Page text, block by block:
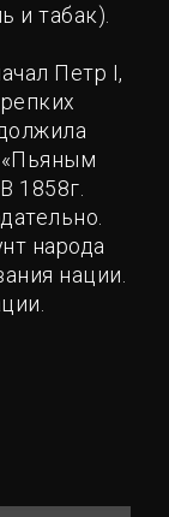
и табак).
Петр I,
«Пьяным
1858г.
народа
нации.